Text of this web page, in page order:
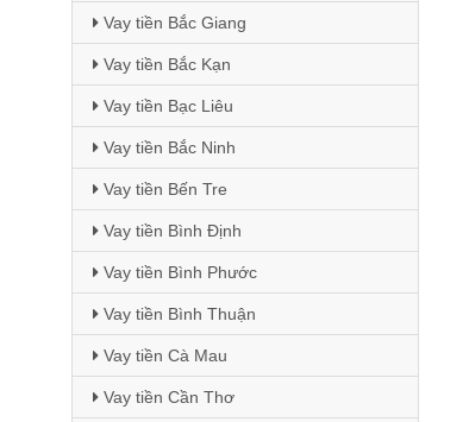
Vay tiền Bắc Giang
Vay tiền Bắc Kạn
Vay tiền Bạc Liêu
Vay tiền Bắc Ninh
Vay tiền Bến Tre
Vay tiền Bình Định
Vay tiền Bình Phước
Vay tiền Bình Thuận
Vay tiền Cà Mau
Vay tiền Cần Thơ